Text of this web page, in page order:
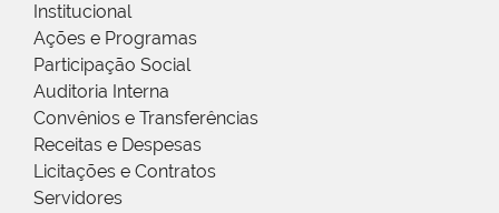
Institucional
Ações e Programas
Participação Social
Auditoria Interna
Convênios e Transferências
Receitas e Despesas
Licitações e Contratos
Servidores